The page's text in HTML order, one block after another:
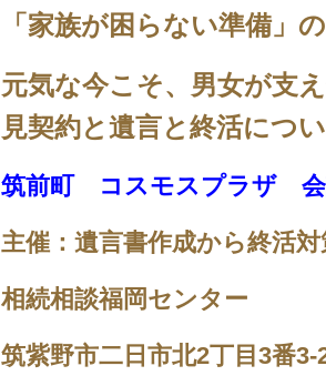
「家族が困らない準備」
元気な今こそ、男女が支
見契約と遺言と終活につ
筑前町 コスモスプラザ 会
主催：遺言書作成から終活
相続相談福岡センター
筑紫野市二日市北2丁目3番3-